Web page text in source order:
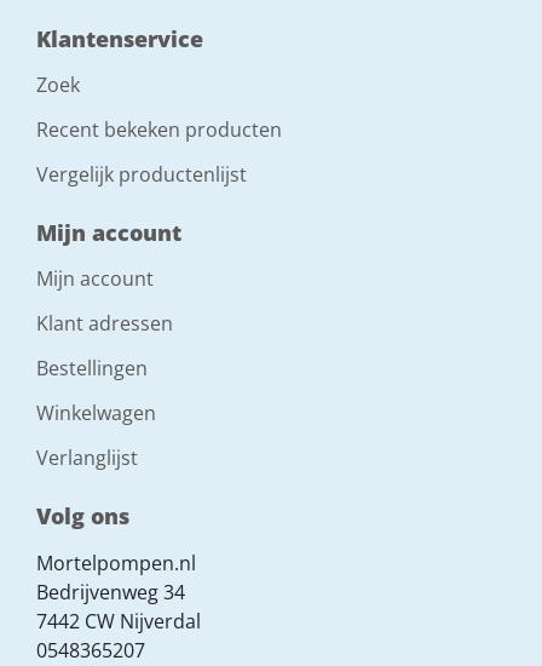
Klantenservice
Zoek
Recent bekeken producten
Vergelijk productenlijst
Mijn account
Mijn account
Klant adressen
Bestellingen
Winkelwagen
Verlanglijst
Volg ons
Mortelpompen.nl
Bedrijvenweg 34
7442 CW Nijverdal
0548365207